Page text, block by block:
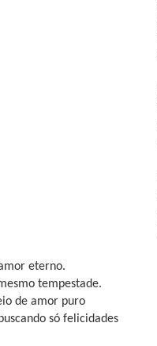
eterno.
tempestade.
de amor puro
só felicidades